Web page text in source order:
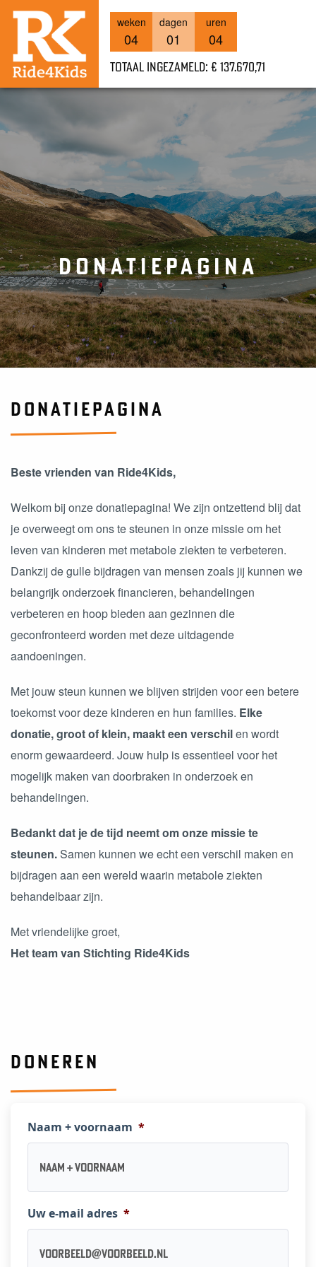
weken
04
dagen
01
uren
04
Totaal ingezameld: € 137.670,71
DONATIEPAGINA
DONATIEPAGINA
Beste vrienden van Ride4Kids,
Welkom bij onze donatiepagina! We zijn ontzettend blij dat
je overweegt om ons te steunen in onze missie om het
leven van kinderen met metabole ziekten te verbeteren.
Dankzij de gulle bijdragen van mensen zoals jij kunnen we
belangrijk onderzoek financieren, behandelingen
verbeteren en hoop bieden aan gezinnen die
geconfronteerd worden met deze uitdagende
aandoeningen.
Met jouw steun kunnen we blijven strijden voor een betere
toekomst voor deze kinderen en hun families. Elke
donatie, groot of klein, maakt een verschilen wordt
enorm gewaardeerd. Jouw hulp is essentieel voor het
mogelijk maken van doorbraken in onderzoek en
behandelingen.
Bedankt dat je de tijd neemt om onze missie te
steunen.Samen kunnen we echt een verschil maken en
bijdragen aan een wereld waarin metabole ziekten
behandelbaar zijn.
Met vriendelijke groet,
Het team van Stichting Ride4Kids
DONEREN
Naam + voornaam *
Uw e-mail adres *